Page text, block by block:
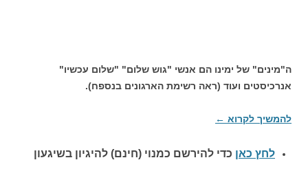
ה"מינים" של ימינו הם אנשי "גוש שלום" "שלום עכשיו"
אנרכיסטים ועוד (ראה רשימת הארגונים בנספח).
להמשיך לקרוא ←
לחץ כאן כדי להירשם כמנוי (חינם) להיגיון בשיגעון